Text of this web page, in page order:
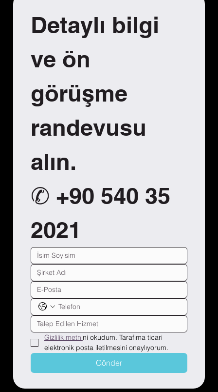
Detaylı bilgi
ve ön
görüşme
randevusu
alın.
✆ +90 540 35
2021
Gizlilik metnini okudum. Tarafıma ticari
elektronik posta iletilmesini onaylıyorum.
Gönder